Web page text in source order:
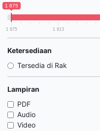
1 875
1 875 1 913
Ketersediaan
Tersedia di Rak
Lampiran
PDF
Audio
Video